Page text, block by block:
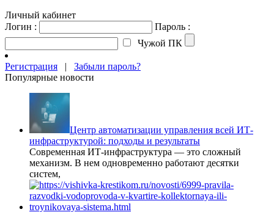
Личный кабинет
Логин :
Пароль :
Чужой ПК
Регистрация | Забыли пароль?
Популярные новости
Центр автоматизации управления всей ИТ-
инфраструктурой: подходы и результаты
Современная ИТ-инфраструктура — это сложный
механизм. В нем одновременно работают десятки
систем,